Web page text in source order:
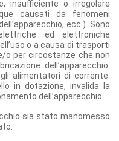
insufficiente o irregolare
causati da fenomeni
ecc.). Sono
ed elettroniche
o a causa di trasporti
per circostanze che non
dell’apparecchio.
alimentatori di corrente.
in dotazione, invalida la
dell’apparecchio.
sia stato manomesso